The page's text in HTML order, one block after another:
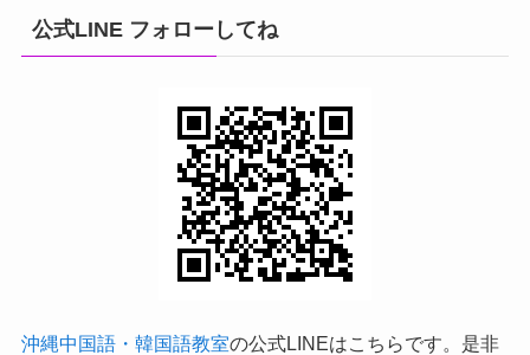
公式LINE フォローしてね
沖縄中国語・韓国語教室の公式LINEはこちらです。是非